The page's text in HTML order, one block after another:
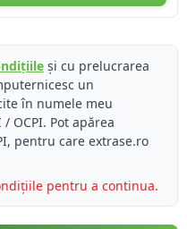
și cu prelucrarea
un
în numele meu
OCPI. Pot apărea
pentru care extrase.ro
pentru a continua.